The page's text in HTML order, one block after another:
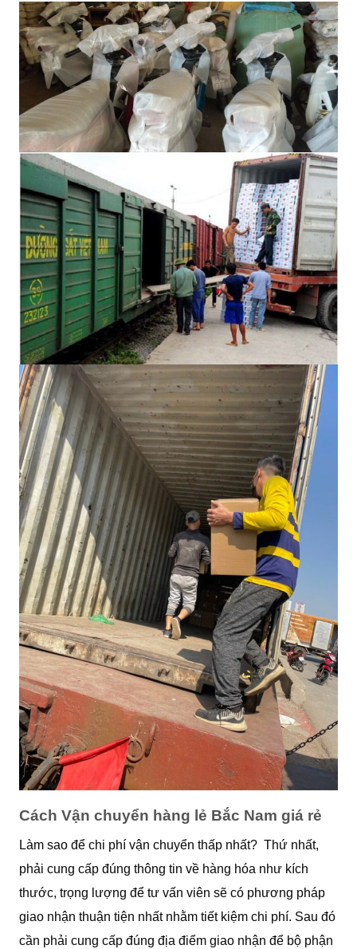
Cách Vận chuyển hàng lẻ Bắc Nam giá rẻ
Làm sao để chi phí vận chuyển thấp nhất? Thứ nhất,
phải cung cấp đúng thông tin về hàng hóa như kích
thước, trọng lượng để tư vấn viên sẽ có phương pháp
giao nhận thuận tiện nhất nhằm tiết kiệm chi phí. Sau đó
cần phải cung cấp đúng địa điểm giao nhận để bộ phận